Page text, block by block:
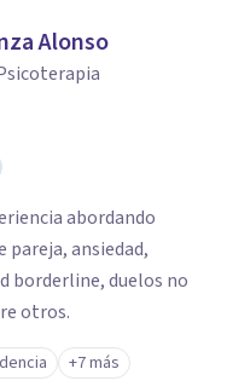
Alonso
abordando
pareja, ansiedad,
borderline, duelos no
otros.
+7 más